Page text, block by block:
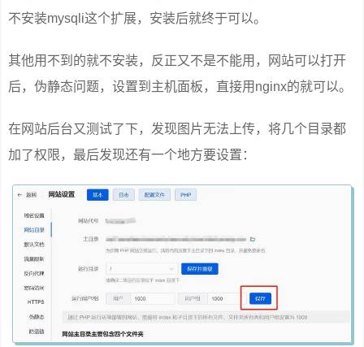
不安装mysqli这个扩展，安装后就终于可以。
其他用不到的就不安装，反正又不是不能用，网站可以打开
后，伪静态问题，设置到主机面板，直接用nginx的就可以。
在网站后台又测试了下，发现图片无法上传，将几个目录都
加了权限，最后发现还有一个地方要设置：